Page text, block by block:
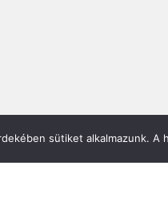
Mirland
sütiket alkalmazunk.